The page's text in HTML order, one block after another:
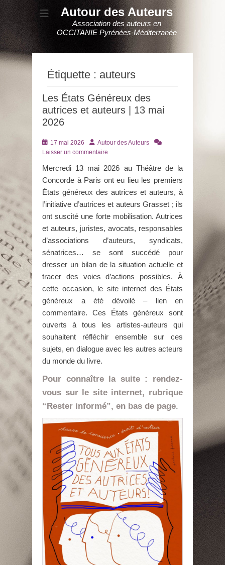
Autour des Auteurs
Association des auteurs en
OCCITANIE Pyrénées-Méditerranée
Étiquette : auteurs
Les États Généreux des
autrices et auteurs | 13 mai
2026
Posté
le
17 mai 2026 AuteurAutour des Auteurs
Laisser un commentaire
Mercredi 13 mai 2026 au Théâtre de la
Concorde à Paris ont eu lieu les premiers
États généreux des autrices et auteurs, à
l’initiative d’autrices et auteurs Grasset ; ils
ont suscité une forte mobilisation. Autrices
et auteurs, juristes, avocats, responsables
d’associations d’auteurs, syndicats,
sénatrices… se sont succédé pour
dresser un bilan de la situation actuelle et
tracer des voies d’actions possibles. À
cette occasion, le site internet des États
généreux a été dévoilé – lien en
commentaire. Ces États généreux sont
ouverts à tous les artistes-auteurs qui
souhaitent réfléchir ensemble sur ces
sujets, en dialogue avec les autres acteurs
du monde du livre.
Pour connaître la suite : rendez-
vous sur le site internet, rubrique
“Rester informé”, en bas de page.